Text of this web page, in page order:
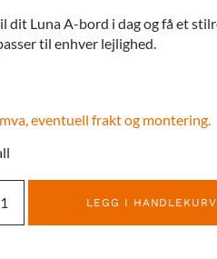
dit Luna A-bord i dag og få et
til enhver lejlighed.
mva, eventuell frakt og montering.
LEGG I HANDLEKURV